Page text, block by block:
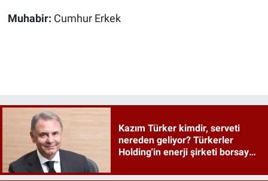
Muhabir: Cumhur Erkek
Kazım Türker kimdir, serveti
nereden geliyor? Türkerler
Holding'in enerji şirketi borsaya